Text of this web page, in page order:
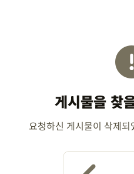
게시물을 찾
요청하신 게시물이 삭제